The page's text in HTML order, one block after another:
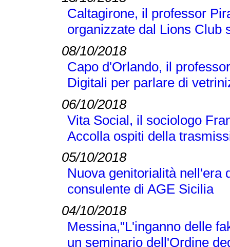
Caltagirone, il professor
organizzate dal Lions Club
08/10/2018
Capo d'Orlando, il
Digitali per parlare di
06/10/2018
Vita Social, il sociologo
Accolla ospiti della
05/10/2018
Nuova genitorialità nell'era
consulente di AGE Sicilia
04/10/2018
Messina,"L'inganno delle
un seminario dell'Ordine